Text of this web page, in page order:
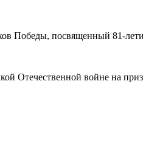
Победы, посвященный 81-
Отечественной войне на